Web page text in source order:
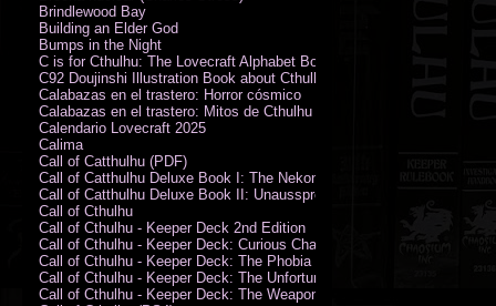
Brindlewood Bay
Building an Elder God
Bumps in the Night
C is for Cthulhu: The Lovecraft Alphabet Board Book
C92 Doujinshi Illustration Book about Cthulhu Mythos
Calabazas en el trastero: Horror cósmico
Calabazas en el trastero: Mitos de Cthulhu
Calendario Lovecraft 2025
Calima
Call of Catthulhu (PDF)
Call of Catthulhu Deluxe Book I: The Nekonomikon
Call of Catthulhu Deluxe Book II: Unaussprechlichen Katzen
Call of Cthulhu
Call of Cthulhu - Keeper Deck 2nd Edition
Call of Cthulhu - Keeper Deck: Curious Charecter Deck
Call of Cthulhu - Keeper Deck: The Phobia Deck
Call of Cthulhu - Keeper Deck: The Unfortunate Events Deck
Call of Cthulhu - Keeper Deck: The Weapons and Artifacts Deck